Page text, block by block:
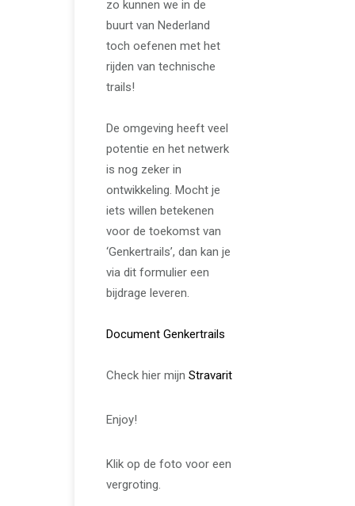
zo kunnen we in de
buurt van Nederland
toch oefenen met het
rijden van technische
trails!
De omgeving heeft veel
potentie en het netwerk
is nog zeker in
ontwikkeling. Mocht je
iets willen betekenen
voor de toekomst van
‘Genkertrails’, dan kan je
via dit formulier een
bijdrage leveren.
Document Genkertrails
Check hier mijn Stravarit
Enjoy!
Klik op de foto voor een
vergroting.